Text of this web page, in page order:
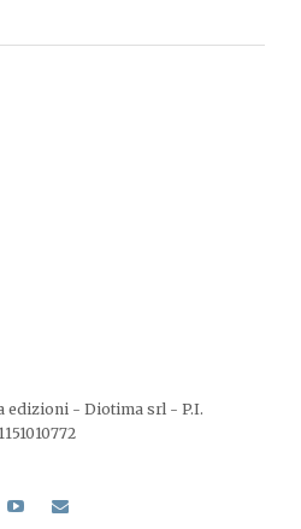
edizioni - Diotima srl - P.I.